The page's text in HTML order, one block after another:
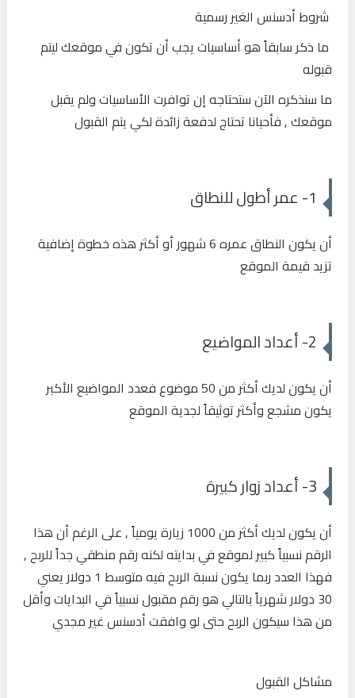
شروط أدسنس الغير رسمية
ما ذكر سابقاً هو أساسيات يجب أن تكون في موقعك ليتم
قبوله
ما سنذكره الآن ستحتاجه إن توافرت الأساسيات ولم يقبل
موقعك , فأحيانا تحتاج لدفعة زائدة لكي يتم القبول
1- عمر أطول للنطاق
أن يكون النطاق عمره 6 شهور أو أكثر هذه خطوة إضافية
تزيد قيمة الموقع
2- أعداد المواضيع
أن يكون لديك أكثر من 50 موضوع فعدد المواضيع الأكبر
يكون مشجع وأكثر توثيقاً لجدية الموقع
3- أعداد زوار كبيرة
أن يكون لديك أكثر من 1000 زيارة يومياً , على الرغم أن هذا
الرقم نسبياً كبير لموقع في بدايته لكنه رقم منطقي جداً للربح ,
فهذا العدد ربما يكون نسبة الربح فيه متوسط 1 دولار يعني
30 دولار شهرياً بالتالي هو رقم مقبول نسبياً في البدايات وأقل
من هذا سيكون الربح حتى لو وافقت أدسنس غير مجدي
مشاكل القبول